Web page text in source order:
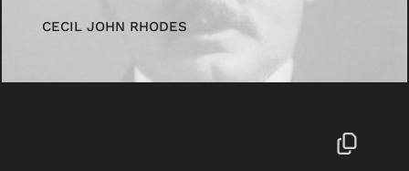
CECIL JOHN RHODES